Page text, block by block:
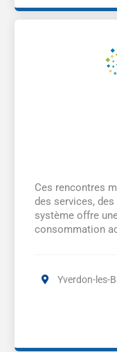
Ces rencontres
des services,
système offre
consommation
Yverdon-les-